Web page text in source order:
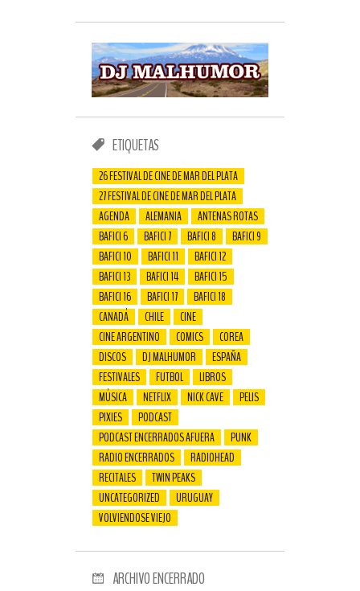
ETIQUETAS
26 FESTIVAL DE CINE DE MAR DEL PLATA
27 FESTIVAL DE CINE DE MAR DEL PLATA
AGENDA
ALEMANIA
ANTENAS ROTAS
BAFICI 6
BAFICI 7 BAFICI 8
BAFICI 9
BAFICI 10
BAFICI 11
BAFICI 12
BAFICI 13
BAFICI 14
BAFICI 15
BAFICI 16
BAFICI 17
BAFICI 18
CANADÁ
CHILE
CINE
CINE ARGENTINO
COMICS
COREA
DISCOS
DJ MALHUMOR
ESPAÑA
FESTIVALES
FUTBOL
LIBROS
MÚSICA
NETFLIX NICK CAVE
PELIS
PIXIES
PODCAST
PODCAST ENCERRADOS AFUERA
PUNK
RADIO ENCERRADOS
RADIOHEAD
RECITALES
TWIN PEAKS
UNCATEGORIZED
URUGUAY
VOLVIENDOSE VIEJO
ARCHIVO ENCERRADO